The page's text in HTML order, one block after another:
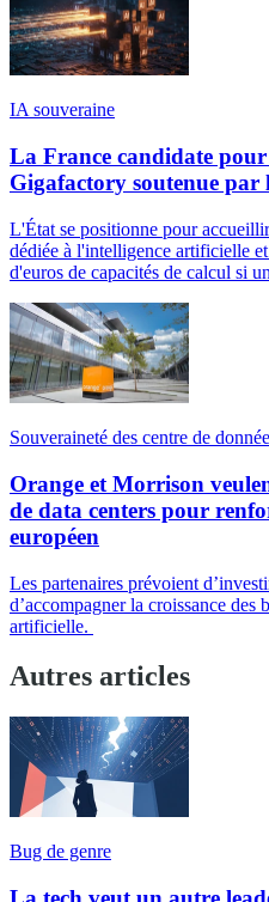
IA souveraine
La France candidate
Gigafactory soutenue par
L'État se positionne pour
dédiée à l'intelligence artificielle
d'euros de capacités de calcul si
Souveraineté des centre de
Orange et Morrison
de data centers pour
européen
Les partenaires prévoient
d’accompagner la croissance
artificielle.
Autres articles
Bug de genre